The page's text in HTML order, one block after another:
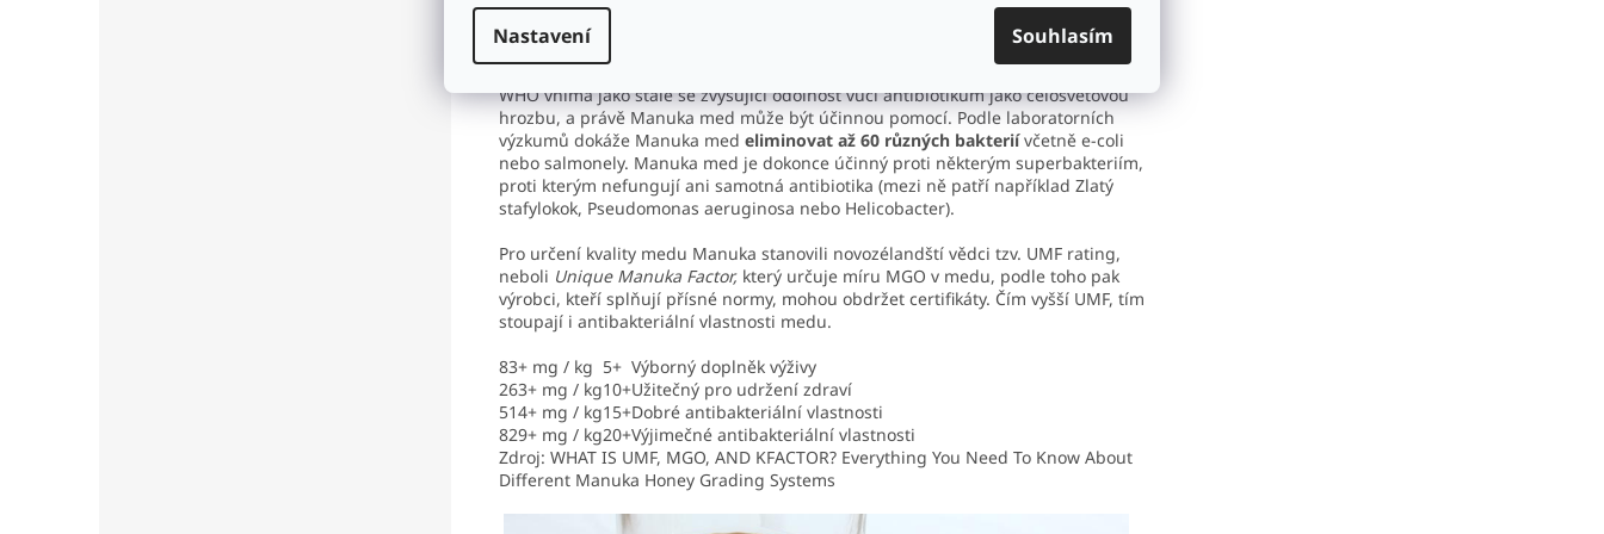
Nastavení Souhlasím
zůstávají i po vymizení peroxidu. Antibakteriální množství je oficiálně uznáváno
od množství 100 mg+.
WHO vnímá jako stále se zvyšující odolnost vůči antibiotikům jako celosvětovou
hrozbu, a právě Manuka med může být účinnou pomocí. Podle laboratorních
výzkumů dokáže Manuka med eliminovat až 60 různých bakteriívčetně e-coli
nebo salmonely. Manuka med je dokonce účinný proti některým superbakteriím,
proti kterým nefungují ani samotná antibiotika (mezi ně patří například Zlatý
stafylokok, Pseudomonas aeruginosa nebo Helicobacter).
Pro určení kvality medu Manuka stanovili novozélandští vědci tzv. UMF rating,
neboli Unique Manuka Factor, který určuje míru MGO v medu, podle toho pak
výrobci, kteří splňují přísné normy, mohou obdržet certifikáty. Čím vyšší UMF, tím
stoupají i antibakteriální vlastnosti medu.
83+ mg / kg 5+ Výborný doplněk výživy
263+ mg / kg10+Užitečný pro udržení zdraví
514+ mg / kg15+Dobré antibakteriální vlastnosti
829+ mg / kg20+Výjimečné antibakteriální vlastnosti
Zdroj: WHAT IS UMF, MGO, AND KFACTOR? Everything You Need To Know About
Different Manuka Honey Grading Systems